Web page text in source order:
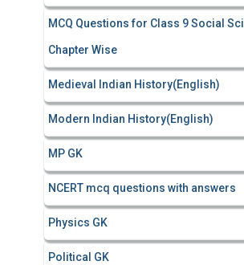
MCQ Questions for Class 9 Social
Chapter Wise
Medieval Indian History(English)
Modern Indian History(English)
MP GK
NCERT mcq questions with answers
Physics GK
Political GK